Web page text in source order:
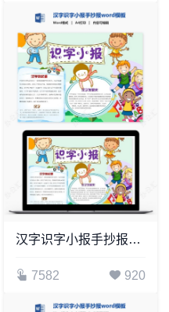
汉字识字小报手抄报word模板(7)
7582 920